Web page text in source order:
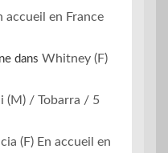
accueil en France
dans Whitney (F)
(M) / Tobarra / 5
(F) En accueil en